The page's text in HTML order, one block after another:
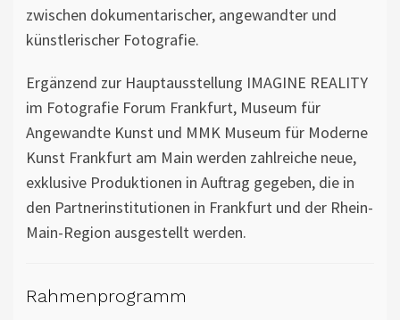
zwischen dokumentarischer, angewandter und
künstlerischer Fotografie.
Ergänzend zur Hauptausstellung IMAGINE REALITY
im Fotografie Forum Frankfurt, Museum für
Angewandte Kunst und MMK Museum für Moderne
Kunst Frankfurt am Main werden zahlreiche neue,
exklusive Produktionen in Auftrag gegeben, die in
den Partnerinstitutionen in Frankfurt und der Rhein-
Main-Region ausgestellt werden.
Rahmenprogramm